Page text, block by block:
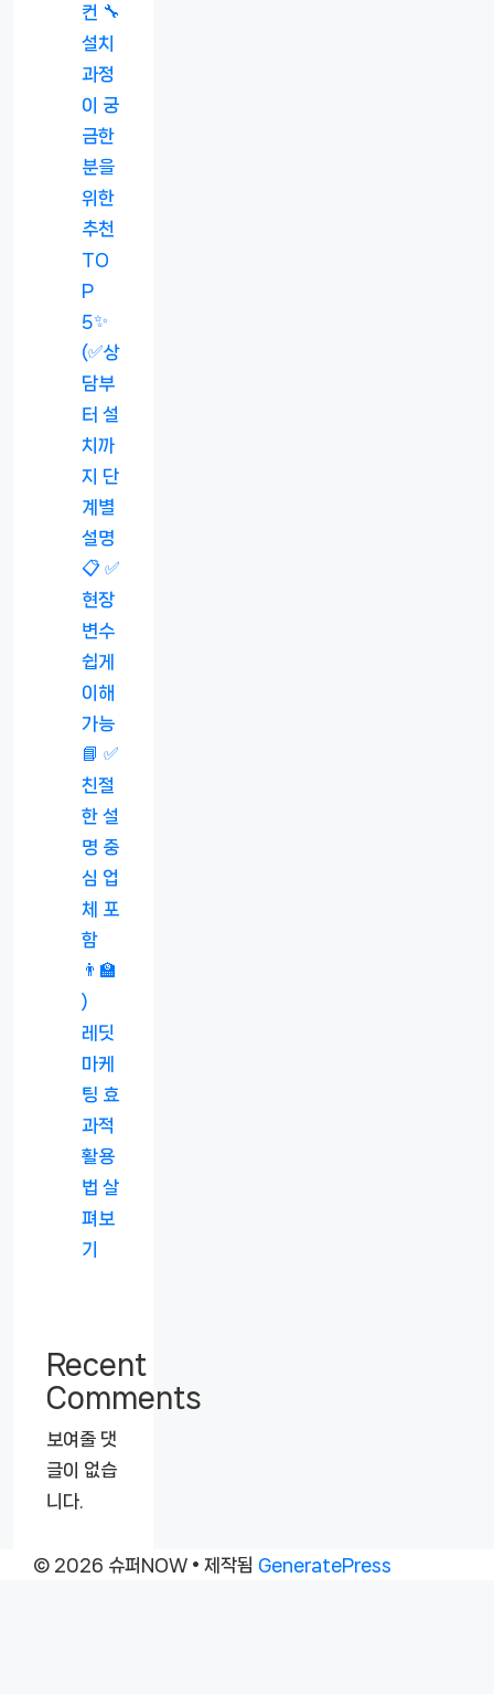
컨 🔧
설치
과정
이 궁
금한
분을
위한
추천
TO
P
5✨
(✅상
담부
터 설
치까
지 단
계별
설명
📋 ✅
현장
변수
쉽게
이해
가능
📘 ✅
친절
한 설
명 중
심 업
체 포
함
👨‍🏫
)
레딧
마케
팅 효
과적
활용
법 살
펴보
기
Recent
Comments
보여줄 댓
글이 없습
니다.
© 2026 슈퍼NOW • 제작됨 GeneratePress